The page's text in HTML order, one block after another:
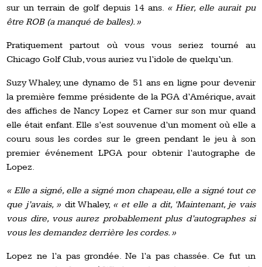
sur un terrain de golf depuis 14 ans. « Hier, elle aurait pu
être ROB (a manqué de balles). »
Pratiquement partout où vous vous seriez tourné au
Chicago Golf Club, vous auriez vu l’idole de quelqu’un.
Suzy Whaley, une dynamo de 51 ans en ligne pour devenir
la première femme présidente de la PGA d’Amérique, avait
des affiches de Nancy Lopez et Carner sur son mur quand
elle était enfant. Elle s’est souvenue d’un moment où elle a
couru sous les cordes sur le green pendant le jeu à son
premier événement LPGA pour obtenir l’autographe de
Lopez.
« Elle a signé, elle a signé mon chapeau, elle a signé tout ce
que j’avais, » dit Whaley, « et elle a dit, ‘Maintenant, je vais
vous dire, vous aurez probablement plus d’autographes si
vous les demandez derrière les cordes. »
Lopez ne l’a pas grondée. Ne l’a pas chassée. Ce fut un